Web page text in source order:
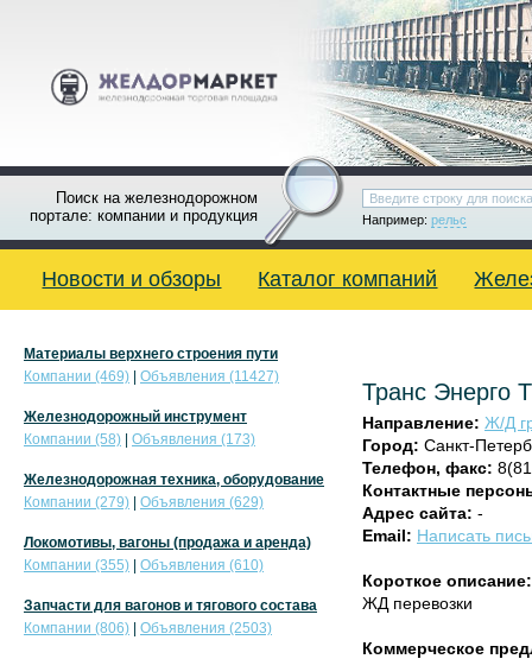
Поиск на железнодорожном
портале: компании и продукция
Например: рельс
Новости и обзоры Каталог компаний
Транс Энерго
Направление: Ж/Д
Город: Санкт-
Телефон, факс:
Контактные
Адрес сайта: -
Email: Написать
Короткое описание:
ЖД перевозки
Коммерческое
Материалы верхнего строения пути
Компании (469)
Объявления (11427)
Железнодорожный инструмент
Компании (58)
Объявления (173)
Железнодорожная техника, оборудование
Компании (279)
Объявления (629)
Локомотивы, вагоны (продажа и аренда)
Компании (355)
Объявления (610)
Запчасти для вагонов и тягового состава
Компании (806)
Объявления (2503)